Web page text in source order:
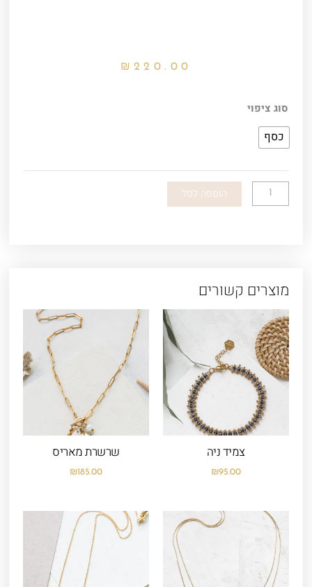
₪ 220.00
סוג ציפוי
כסף
כמות
של
שרשרת
הוספה לסל
מוצרים קשורים
צמיד ניה
₪95.00
שרשרת מאריס
₪185.00